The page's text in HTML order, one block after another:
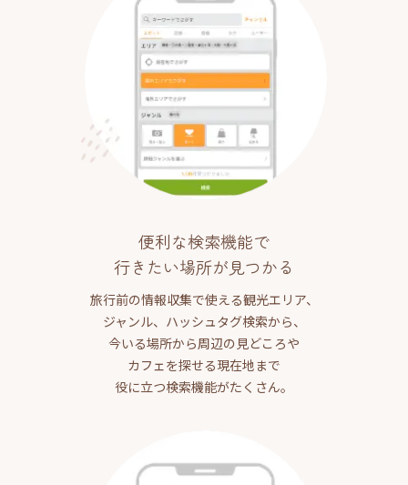
便利な検索機能で
行きたい場所が見つかる
旅行前の情報収集で使える観光エリア、
ジャンル、ハッシュタグ検索から、
今いる場所から周辺の見どころや
カフェを探せる現在地まで
役に立つ検索機能がたくさん。